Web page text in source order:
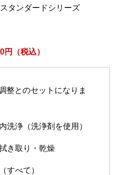
タンダードシリーズ
（税込）
整とのセットになりま
洗浄（洗浄剤を使用）
き取り・乾燥
すべて）